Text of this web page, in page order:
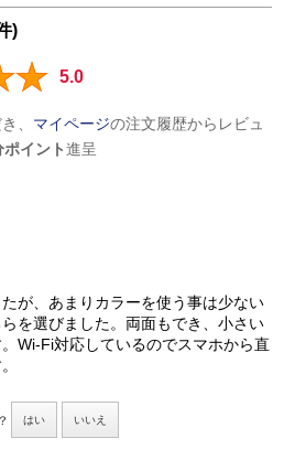
)
5.0
、 マイページの注文履歴からレビュ
イント進呈
が、あまりカラーを使う事は少ない
を選びました。両面もでき、小さい
Wi-Fi対応しているのでスマホから直
はい いいえ